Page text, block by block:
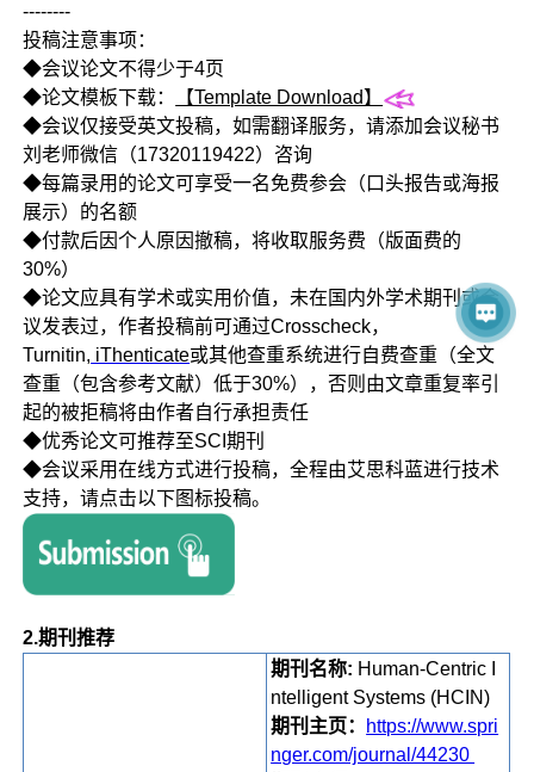
--------
投稿注意事项：
◆会议论文不得少于4页
◆论文模板下载：
【Template Download】
◆会议仅接受英文投稿，如需翻译服务，请添加会议秘书
刘老师微信（17320119422）咨询
◆每篇录用的论文可享受一名免费参会（口头报告或海报
展示）的名额
◆付款后因个人原因撤稿，将收取服务费（版面费的
30%）
◆论文应具有学术或实用价值，未在国内外学术期刊或会
议发表过，作者投稿前可通过Crosscheck，
Turnitin, iThenticate或其他查重系统进行自费查重（全文
查重（包含参考文献）低于30%），否则由文章重复率引
起的被拒稿将由作者自行承担责任
◆优秀论文可推荐至SCI期刊
◆会议采用在线方式进行投稿，全程由艾思科蓝进行技术
支持，请点击以下图标投稿。
2.期刊推荐
期刊名称: Human-Centric I
ntelligent Systems (HCIN)
期刊主页：
https://www.spri
nger.com/journal/44230